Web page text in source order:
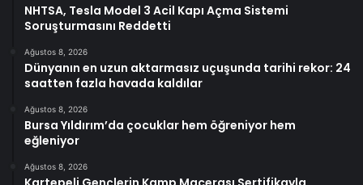
NHTSA, Tesla Model 3 Acil Kapı Açma Sistemi
Soruşturmasını Reddetti
Ağustos 8, 2026
Dünyanın en uzun aktarmasız uçuşunda tarihi rekor: 24
saatten fazla havada kaldılar
Ağustos 8, 2026
Bursa Yıldırım’da çocuklar hem öğreniyor hem
eğleniyor
Ağustos 8, 2026